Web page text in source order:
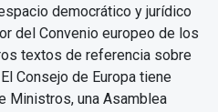
democrático y jurídico
del Convenio europeo de los
textos de referencia sobre
Consejo de Europa tiene
Ministros, una Asamblea